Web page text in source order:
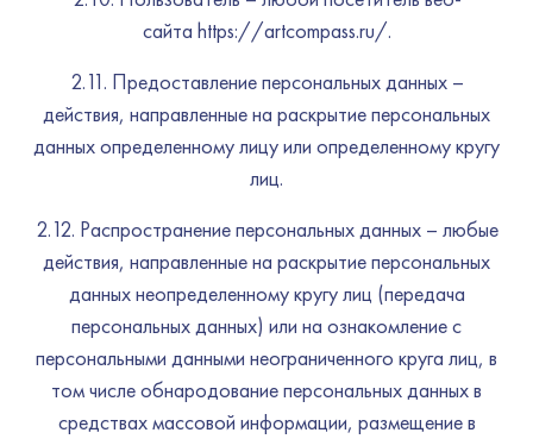
сайта https://artcompass.ru/.
2.11. Предоставление персональных данных –
действия, направленные на раскрытие персональных
данных определенному лицу или определенному кругу
лиц.
2.12. Распространение персональных данных – любые
действия, направленные на раскрытие персональных
данных неопределенному кругу лиц (передача
персональных данных) или на ознакомление с
персональными данными неограниченного круга лиц, в
том числе обнародование персональных данных в
средствах массовой информации, размещение в